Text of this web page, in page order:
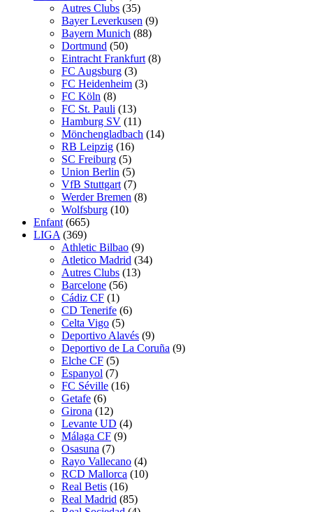
Autres Clubs (35)
Bayer Leverkusen (9)
Bayern Munich (88)
Dortmund (50)
Eintracht Frankfurt (8)
FC Augsburg (3)
FC Heidenheim (3)
FC Köln (8)
FC St. Pauli (13)
Hamburg SV (11)
Mönchengladbach (14)
RB Leipzig (16)
SC Freiburg (5)
Union Berlin (5)
VfB Stuttgart (7)
Werder Bremen (8)
Wolfsburg (10)
Enfant (665)
LIGA (369)
Athletic Bilbao (9)
Atletico Madrid (34)
Autres Clubs (13)
Barcelone (56)
Cádiz CF (1)
CD Tenerife (6)
Celta Vigo (5)
Deportivo Alavés (9)
Deportivo de La Coruña (9)
Elche CF (5)
Espanyol (7)
FC Séville (16)
Getafe (6)
Girona (12)
Levante UD (4)
Málaga CF (9)
Osasuna (7)
Rayo Vallecano (4)
RCD Mallorca (10)
Real Betis (16)
Real Madrid (85)